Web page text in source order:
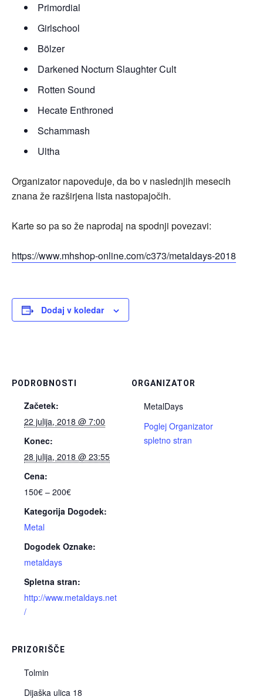
Primordial
Girlschool
Bölzer
Darkened Nocturn Slaughter Cult
Rotten Sound
Hecate Enthroned
Schammash
Ultha
Organizator napoveduje, da bo v naslednjih mesecih
znana že razširjena lista nastopajočih.
Karte so pa so že naprodaj na spodnji povezavi:
https://www.mhshop-online.com/c373/metaldays-2018
Dodaj v koledar
PODROBNOSTI
Začetek:
22 julija, 2018 @ 7:00
Konec:
28 julija, 2018 @ 23:55
Cena:
150€ – 200€
Kategorija Dogodek:
Metal
Dogodek Oznake:
metaldays
Spletna stran:
http://www.metaldays.net
/
PRIZORIŠČE
Tolmin
Dijaška ulica 18
ORGANIZATOR
MetalDays
Poglej Organizator
spletno stran